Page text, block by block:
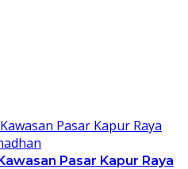
Pasar Kapur Raya